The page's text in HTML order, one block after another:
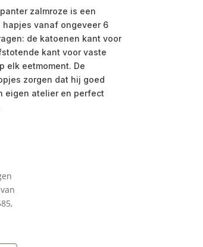
zalmroze is een
hapjes vanaf ongeveer 6
de katoenen kant voor
kant voor vaste
elk eetmoment. De
zorgen dat hij goed
eigen atelier en perfect